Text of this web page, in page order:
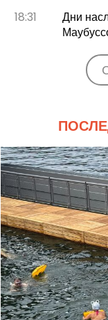
18:31
Дни